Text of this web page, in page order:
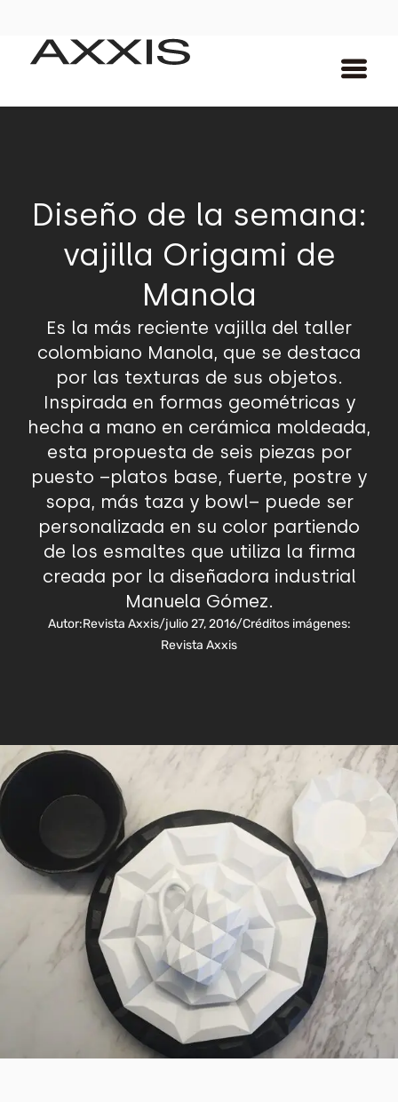
Diseño de la semana:
vajilla Origami de
Manola
Es la más reciente vajilla del taller
colombiano Manola, que se destaca
por las texturas de sus objetos.
Inspirada en formas geométricas y
hecha a mano en cerámica moldeada,
esta propuesta de seis piezas por
puesto –platos base, fuerte, postre y
sopa, más taza y bowl– puede ser
personalizada en su color partiendo
de los esmaltes que utiliza la firma
creada por la diseñadora industrial
Manuela Gómez.
Autor:Revista Axxis/julio 27, 2016/Créditos imágenes:
Revista Axxis